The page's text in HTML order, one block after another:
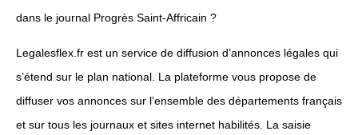
dans le journal Progrès Saint-Affricain ?
Legalesflex.fr est un service de diffusion d’annonces légales qui
s’étend sur le plan national. La plateforme vous propose de
diffuser vos annonces sur l’ensemble des départements français
et sur tous les journaux et sites internet habilités. La saisie